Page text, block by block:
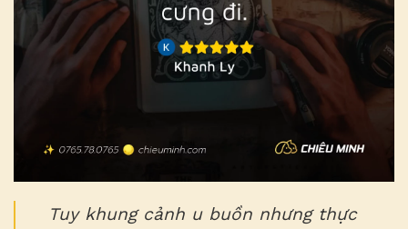
Tuy khung cảnh u buồn nhưng thực